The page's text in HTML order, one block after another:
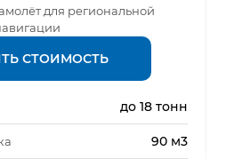
для региональной
СТОИМОСТЬ
до 18 тонн
90 м3